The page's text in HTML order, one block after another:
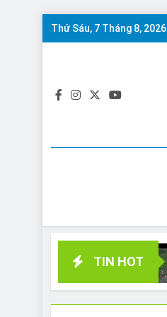
Skip
Thứ Sáu, 7 Tháng 8, 2026
TIN HOT